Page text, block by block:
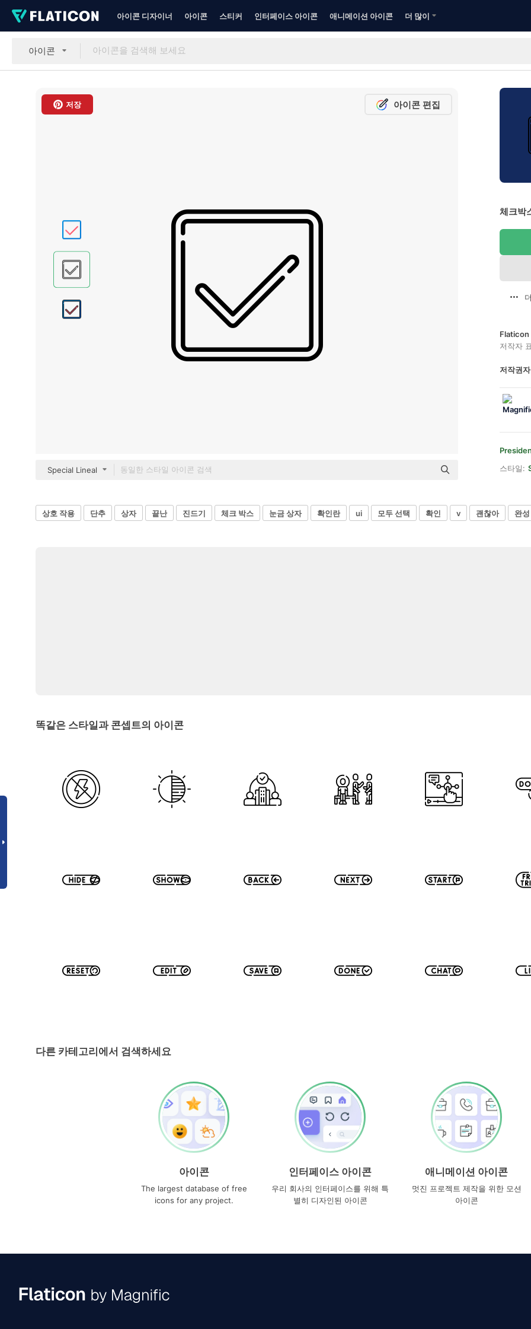
아이콘 디자이너 아이콘 스티커 인터페이스 아이콘 애니메이션 아이콘 더 많이
아이콘
저장 아이콘 편집
Special Lineal
체크박
Flaticon
저작자
저작권
스타일:
상호 작용 단추 상자 끝난 진드기 체크 박스 눈금 상자 확인란 ui 모두 선택 확인 v 괜찮아 완성
똑같은 스타일과 콘셉트의 아이콘
다른 카테고리에서 검색하세요
아이콘
The largest database of free
icons for any project.
인터페이스 아이콘
우리 회사의 인터페이스를 위해 특
별히 디자인된 아이콘
애니메이션 아이콘
멋진 프로젝트 제작을 위한 모션
아이콘